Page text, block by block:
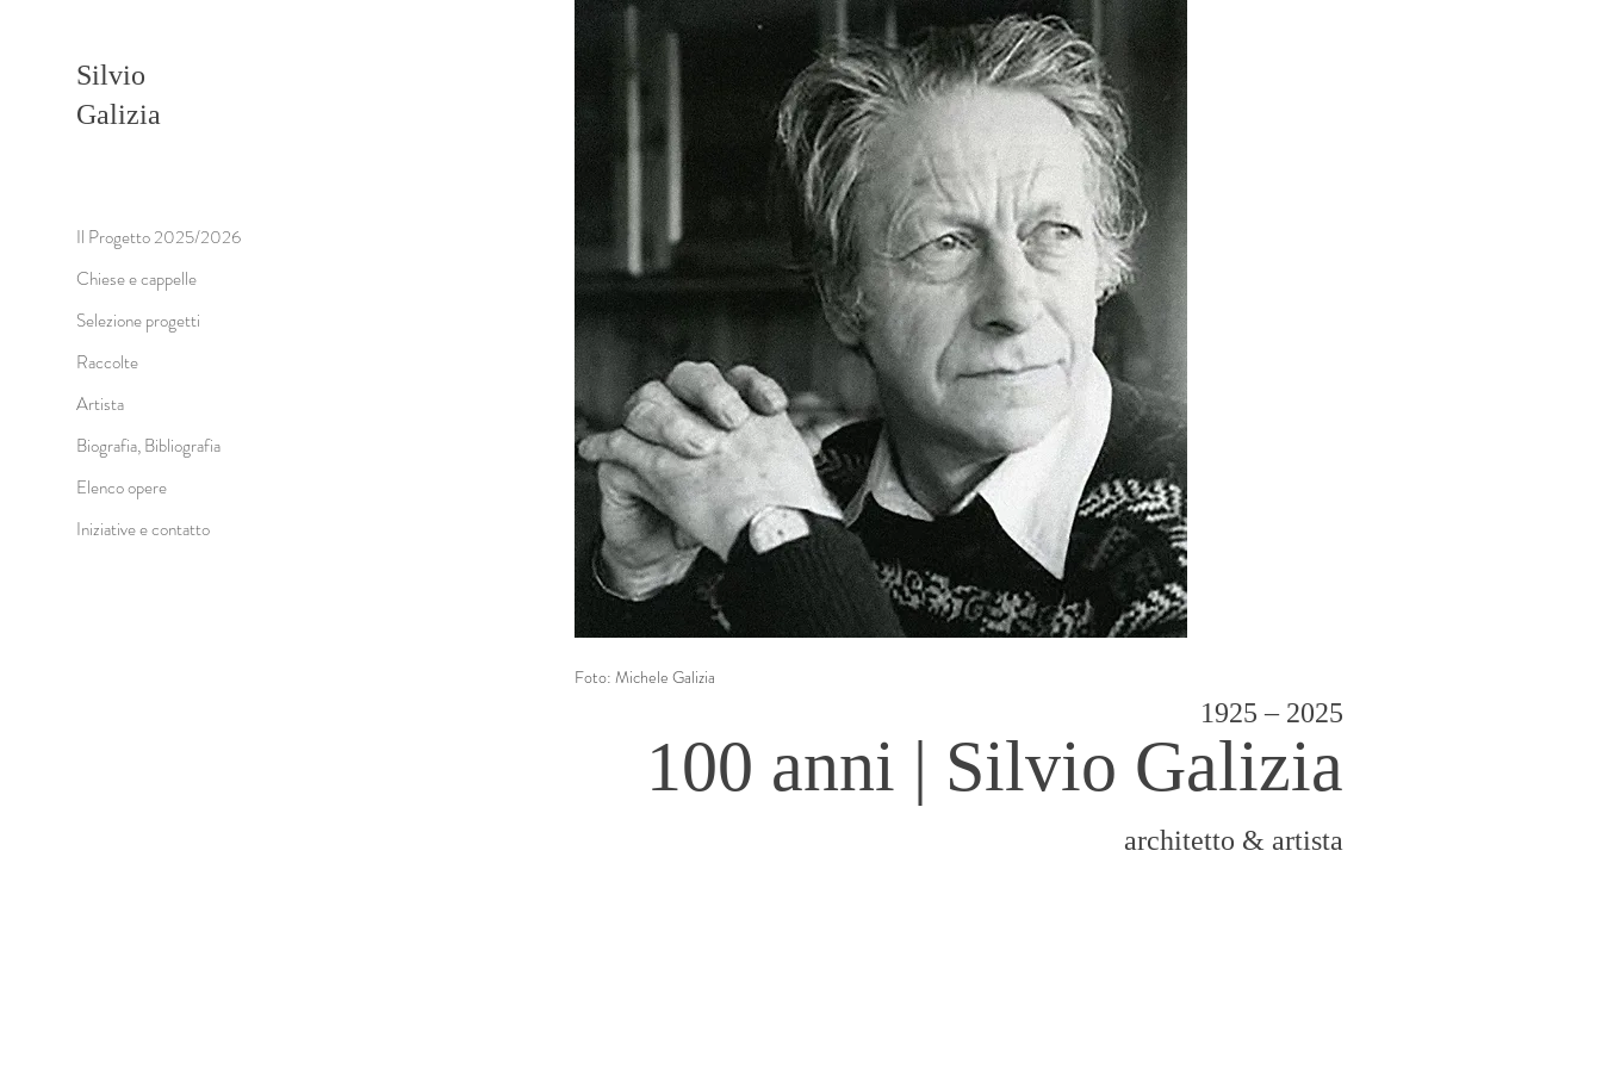
Il Progetto 2025/2026
Chiese e cappelle
Selezione progetti
Raccolte
Artista
Biografia, Bibliografia
Elenco opere
Iniziative e contatto
Silvio
Galizia
Foto: Michele Galizia
1925 – 2025
100 anni | Silvio Galizia
architetto & artista